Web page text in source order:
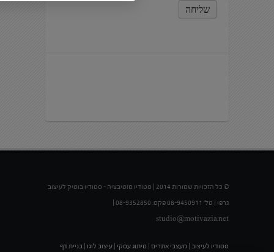
© כל הזכויות שמורות 2014 | סטודיו מוטיבציה – סטודיו בוטיק לעיצוב
studio@motivazia.net
סטודיו לעיצוב | מעצבי אתרים | מיתוג עסקי | עיצוב לוגו | בניית דף